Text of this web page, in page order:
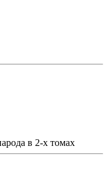
в 2-х томах